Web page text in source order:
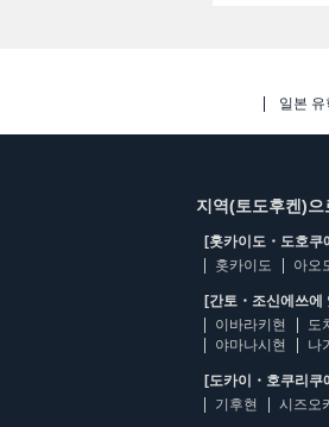
일본 유
지역(토도후켄)으
[홋카이도・도호쿠
홋카이도
아오
[간토・조신에쓰에
이바라키현
도
야마나시현
나
[도카이・호쿠리쿠
기후현
시즈오